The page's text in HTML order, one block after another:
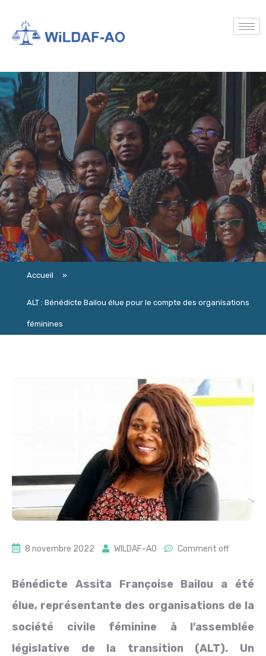
Accueil »
ALT : Bénédicte Bailou élue pour le compte des organisations
féminines
8 novembre 2022 WILDAF-AO Comment off
Bénédicte Assita Françoise Bailou a été
élue, représentante des organisations de la
société civile féminine à l’assemblée
législative de la transition (ALT). Un